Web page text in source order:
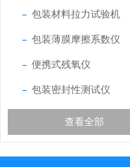
包装材料拉力试验机
包装薄膜摩擦系数仪
便携式残氧仪
包装密封性测试仪
查看全部